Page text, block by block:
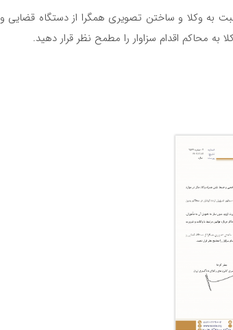
به وکلا و ساختن تصویری همگرا از دستگاه قضایی و
محاکم اقدام سزاوار را مطمح نظر قرار دهید.